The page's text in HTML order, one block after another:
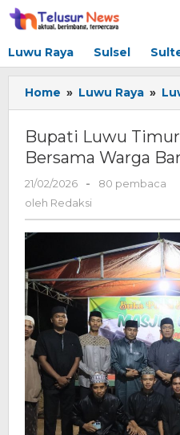
Lewati
ke
Luwu Raya Sulsel
Home » Luwu Raya »
Bupati Luwu
Bersama Warga
21/02/2026
oleh
Redaksi
-
80 pembaca
oleh Redaksi